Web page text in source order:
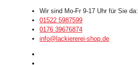
Wir sind Mo-Fr 9-17 Uhr für Sie da:
01522 5987599
0176 39676874
info@lackiererei-shop.de